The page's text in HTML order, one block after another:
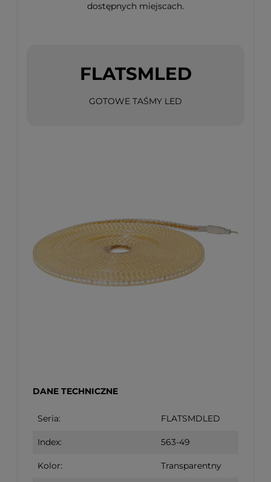
dostępnych miejscach.
FLATSMLED
GOTOWE TAŚMY LED
DANE TECHNICZNE
Seria: FLATSMDLED
Index: 563-49
Kolor: Transparentny